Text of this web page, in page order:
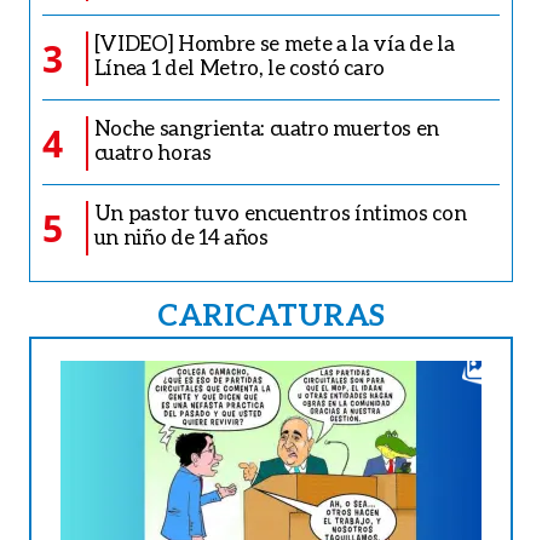
3
[VIDEO] Hombre se mete a la vía de la
Línea 1 del Metro, le costó caro
4
Noche sangrienta: cuatro muertos en
cuatro horas
5
Un pastor tuvo encuentros íntimos con
un niño de 14 años
CARICATURAS